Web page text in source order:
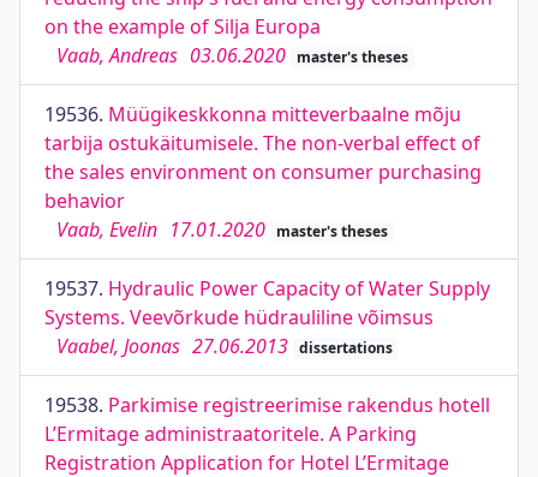
on the example of Silja Europa
Vaab, Andreas 03.06.2020 master's theses
19536. Müügikeskkonna mitteverbaalne mõju
tarbija ostukäitumisele. The non-verbal effect of
the sales environment on consumer purchasing
behavior
Vaab, Evelin 17.01.2020 master's theses
19537. Hydraulic Power Capacity of Water Supply
Systems. Veevõrkude hüdrauliline võimsus
Vaabel, Joonas 27.06.2013 dissertations
19538. Parkimise registreerimise rakendus hotell
L’Ermitage administraatoritele. A Parking
Registration Application for Hotel L’Ermitage